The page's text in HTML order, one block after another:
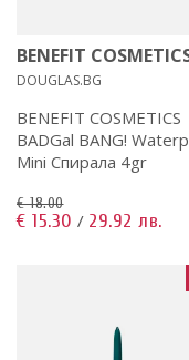
BENEFIT
DOUGLAS.BG
BENEFIT COSMETICS
BADGal BANG!
Mini Спирала 4gr
€ 18.00
€ 15.30 / 29.92 лв.